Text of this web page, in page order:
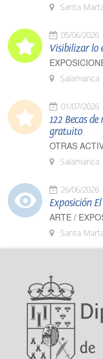
Santa
05/06/2026
Visibilizar lo
Salamanca
01/07/2026
122 Becas
gratuito
OTRAS
Salamanca
26/06/2026
Exposición
ARTE /
Santa